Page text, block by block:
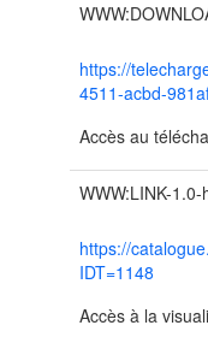
https://
4511-acbd-
Accès au
WWW:LINK-
https://
IDT=1148
Accès à la